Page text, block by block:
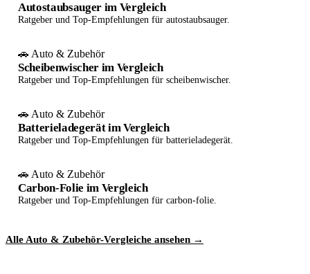
Autostaubsauger im Vergleich
Ratgeber und Top-Empfehlungen für autostaubsauger.
🚗 Auto & Zubehör
Scheibenwischer im Vergleich
Ratgeber und Top-Empfehlungen für scheibenwischer.
🚗 Auto & Zubehör
Batterieladegerät im Vergleich
Ratgeber und Top-Empfehlungen für batterieladegerät.
🚗 Auto & Zubehör
Carbon-Folie im Vergleich
Ratgeber und Top-Empfehlungen für carbon-folie.
Alle Auto & Zubehör-Vergleiche ansehen →